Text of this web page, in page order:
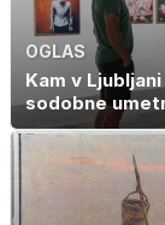
OGLAS
Kam v
sodobne